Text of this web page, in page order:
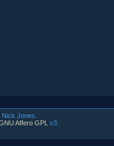
Jones.
Affero GPL
v3.